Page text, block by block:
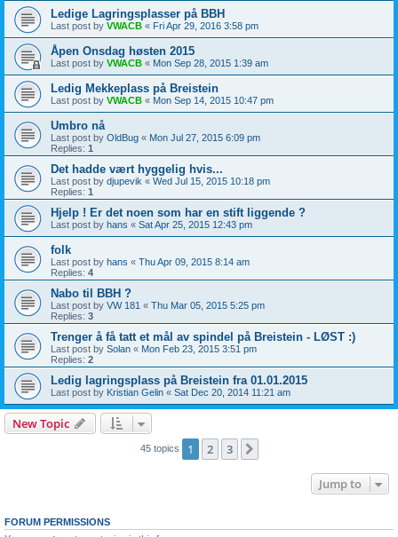
Ledige Lagringsplasser på BBH
Last post by VWACB « Fri Apr 29, 2016 3:58 pm
Åpen Onsdag høsten 2015
Last post by VWACB « Mon Sep 28, 2015 1:39 am
Ledig Mekkeplass på Breistein
Last post by VWACB « Mon Sep 14, 2015 10:47 pm
Umbro nå
Last post by OldBug « Mon Jul 27, 2015 6:09 pm
Replies: 1
Det hadde vært hyggelig hvis...
Last post by djupevik « Wed Jul 15, 2015 10:18 pm
Replies: 1
Hjelp ! Er det noen som har en stift liggende ?
Last post by hans « Sat Apr 25, 2015 12:43 pm
folk
Last post by hans « Thu Apr 09, 2015 8:14 am
Replies: 4
Nabo til BBH ?
Last post by VW 181 « Thu Mar 05, 2015 5:25 pm
Replies: 3
Trenger å få tatt et mål av spindel på Breistein - LØST :)
Last post by Solan « Mon Feb 23, 2015 3:51 pm
Replies: 2
Ledig lagringsplass på Breistein fra 01.01.2015
Last post by Kristian Gelin « Sat Dec 20, 2014 11:21 am
New Topic
45 topics 1 2 3
Jump to
FORUM PERMISSIONS